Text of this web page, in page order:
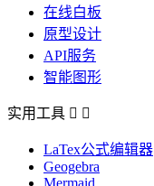
在线白板
原型设计
API服务
智能图形
实用工具  
LaTex公式编辑器
Geogebra
Mermaid